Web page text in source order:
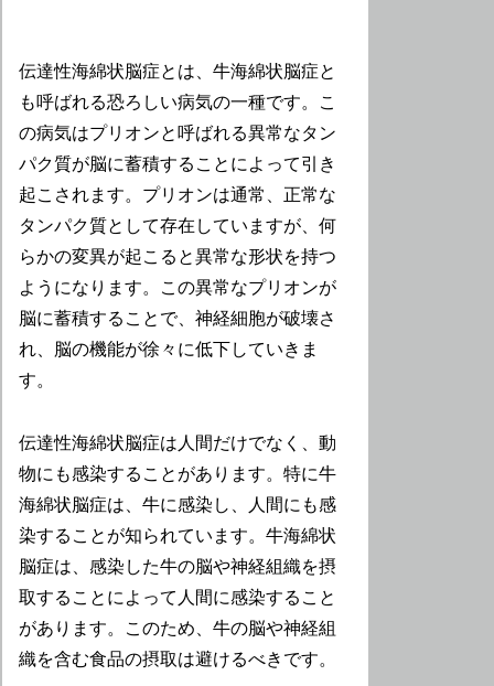
伝達性海綿状脳症とは、牛海綿状脳症と
も呼ばれる恐ろしい病気の一種です。こ
の病気はプリオンと呼ばれる異常なタン
パク質が脳に蓄積することによって引き
起こされます。プリオンは通常、正常な
タンパク質として存在していますが、何
らかの変異が起こると異常な形状を持つ
ようになります。この異常なプリオンが
脳に蓄積することで、神経細胞が破壊さ
れ、脳の機能が徐々に低下していきま
す。
伝達性海綿状脳症は人間だけでなく、動
物にも感染することがあります。特に牛
海綿状脳症は、牛に感染し、人間にも感
染することが知られています。牛海綿状
脳症は、感染した牛の脳や神経組織を摂
取することによって人間に感染すること
があります。このため、牛の脳や神経組
織を含む食品の摂取は避けるべきです。